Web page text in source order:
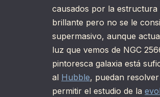
causados por la estructura
brillante pero no se le
supermasivo, aunque
luz que vemos de NGC
pintoresca galaxia está
al Hubble, puedan
permitir el estudio de la